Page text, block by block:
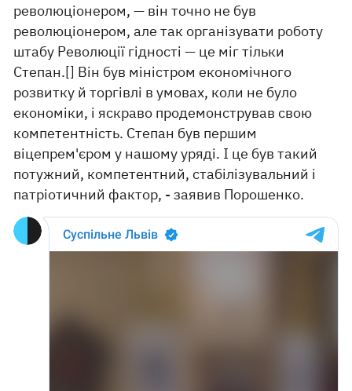
революціонером, — він точно не був
революціонером, але так організувати роботу
штабу Революції гідності — це міг тільки
Степан.[] Він був міністром економічного
розвитку й торгівлі в умовах, коли не було
економіки, і яскраво продемонстрував свою
компетентність. Степан був першим
віцепрем'єром у нашому уряді. І це був такий
потужний, компетентний, стабілізувальний і
патріотичний фактор, - заявив Порошенко.